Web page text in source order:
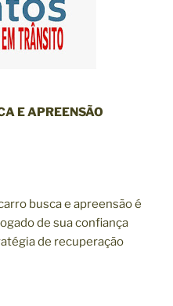
E APREENSÃO
busca e apreensão é
de sua confiança
de recuperação